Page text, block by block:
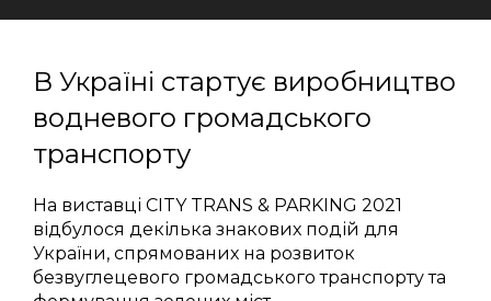
В Україні стартує виробництво
водневого громадського
транспорту
На виставці CITY TRANS & PARKING 2021
відбулося декілька знакових подій для
України, спрямованих на розвиток
безвуглецевого громадського транспорту та